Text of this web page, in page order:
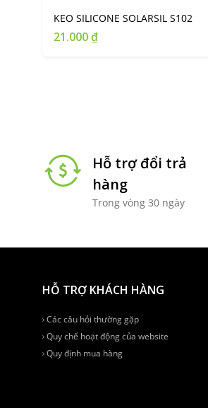
KEO SILICONE SOLARSIL S102
21.000 ₫
Hỗ trợ đổi trả
hàng
Trong vòng 30 ngày
HỖ TRỢ KHÁCH HÀNG
Các câu hỏi thường gặp
Quy chế hoạt động của website
Quy định mua hàng